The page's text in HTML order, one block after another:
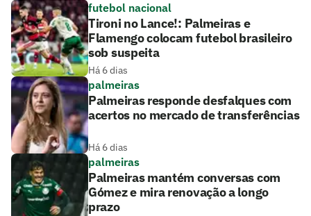
futebol nacional
Tironi no Lance!: Palmeiras e
Flamengo colocam futebol brasileiro
sob suspeita
Há 6 dias
palmeiras
Palmeiras responde desfalques com
acertos no mercado de transferências
Há 6 dias
palmeiras
Palmeiras mantém conversas com
Gómez e mira renovação a longo
prazo